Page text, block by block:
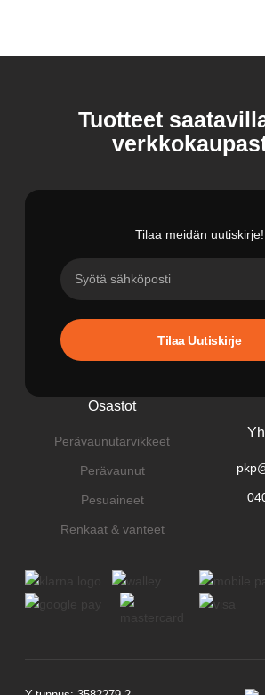
Tuotteet
Tilaa meidän uutiskirje!
Tilaa Uutiskirje
Osastot
Perävaunutarvikkeet
Perävaunut
Pesuaineet
Renkaat & vanteet